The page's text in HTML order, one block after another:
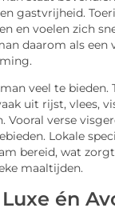
gastvrijheid.
en voelen zich
daarom als een
veel te bieden.
uit rijst, vlees,
Vooral verse
Lokale
bereid, wat
maaltijden.
én